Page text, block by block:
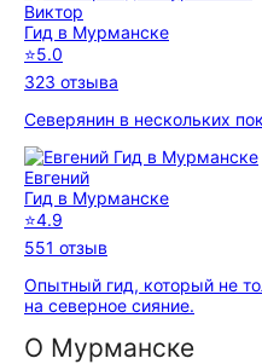
Виктор
Гид в Мурманске
⭐5.0
323 отзыва
Северянин в нескольких
Евгений
Гид в Мурманске
⭐4.9
551 отзыв
Опытный гид, который не
на северное сияние.
О Мурманске